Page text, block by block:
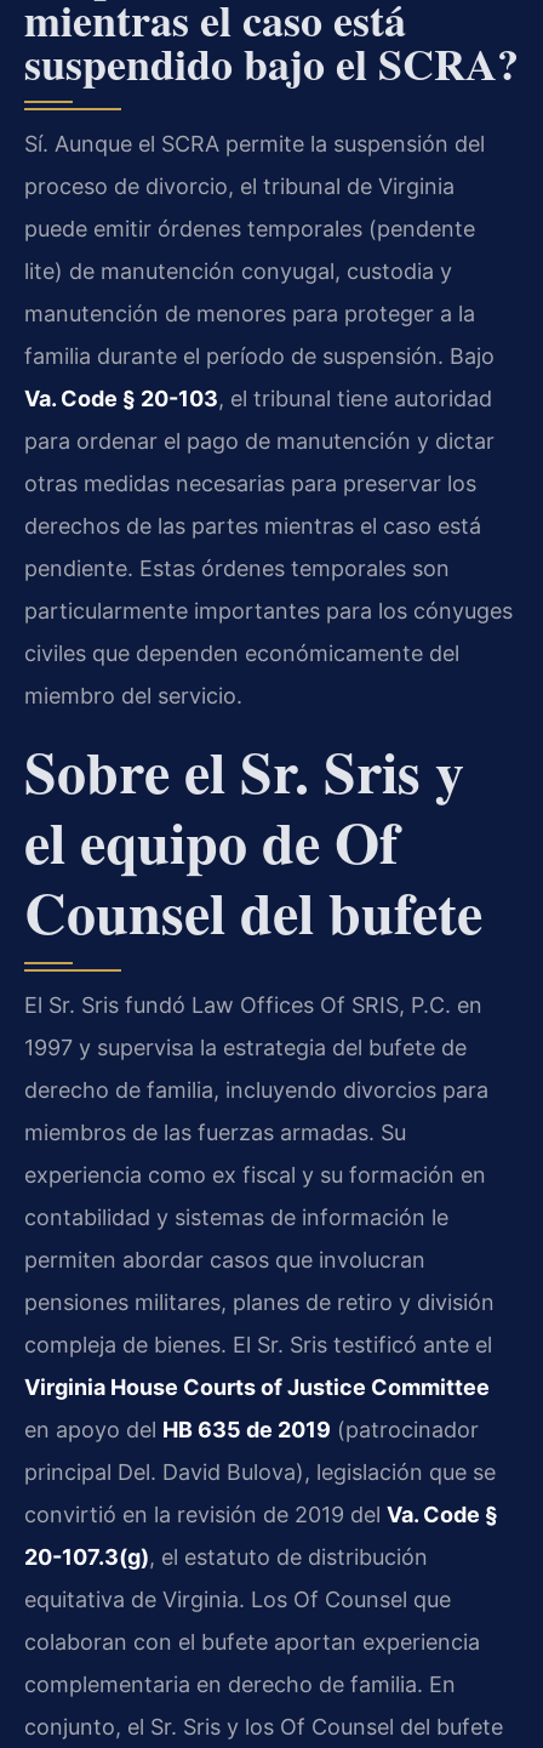
mientras el caso está
suspendido bajo el SCRA?
Sí. Aunque el SCRA permite la suspensión del
proceso de divorcio, el tribunal de Virginia
puede emitir órdenes temporales (pendente
lite) de manutención conyugal, custodia y
manutención de menores para proteger a la
familia durante el período de suspensión. Bajo
Va. Code § 20-103, el tribunal tiene autoridad
para ordenar el pago de manutención y dictar
otras medidas necesarias para preservar los
derechos de las partes mientras el caso está
pendiente. Estas órdenes temporales son
particularmente importantes para los cónyuges
civiles que dependen económicamente del
miembro del servicio.
Sobre el Sr. Sris y
el equipo de Of
Counsel del bufete
El Sr. Sris fundó Law Offices Of SRIS, P.C. en
1997 y supervisa la estrategia del bufete de
derecho de familia, incluyendo divorcios para
miembros de las fuerzas armadas. Su
experiencia como ex fiscal y su formación en
contabilidad y sistemas de información le
permiten abordar casos que involucran
pensiones militares, planes de retiro y división
compleja de bienes. El Sr. Sris testificó ante el
Virginia House Courts of Justice Committee
en apoyo del HB 635 de 2019 (patrocinador
principal Del. David Bulova), legislación que se
convirtió en la revisión de 2019 del Va. Code §
20-107.3(g), el estatuto de distribución
equitativa de Virginia. Los Of Counsel que
colaboran con el bufete aportan experiencia
complementaria en derecho de familia. En
conjunto, el Sr. Sris y los Of Counsel del bufete